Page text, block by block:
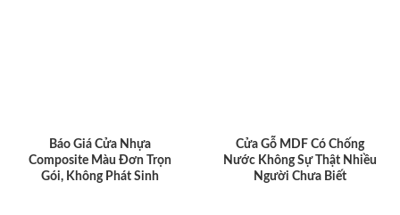
Báo Giá Cửa Nhựa
Composite Màu Đơn Trọn
Gói, Không Phát Sinh
Cửa Gỗ MDF Có Chống
Nước Không Sự Thật Nhiều
Người Chưa Biết